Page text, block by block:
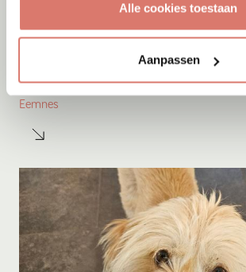
Alle cookies toestaan
Aanpassen
Kay
Eemnes